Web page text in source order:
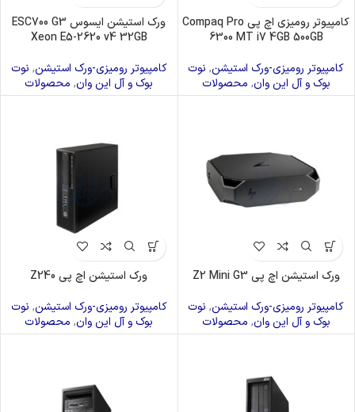
کامپیوتر رومیزی اچ پی Compaq Pro
6300 MT i7 4GB 500GB
کامپیوتر رومیزی-ورک استیشن, نوت
بوک و آل این وان, محصولات
ورک استیشن ایسوس ESC700 G3
Xeon E5-2620 v4 32GB
کامپیوتر رومیزی-ورک استیشن, نوت
بوک و آل این وان, محصولات
ورک استیشن اچ پی Z2 Mini G3
کامپیوتر رومیزی-ورک استیشن, نوت
بوک و آل این وان, محصولات
ورک استیشن اچ پی Z240
کامپیوتر رومیزی-ورک استیشن, نوت
بوک و آل این وان, محصولات